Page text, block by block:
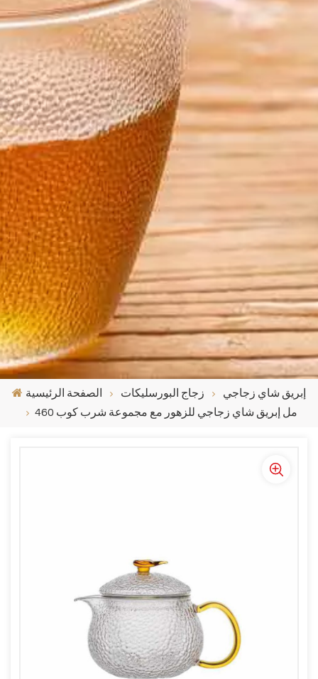
الصفحة الرئيسية زجاج البورسليكات
إبريق شاي زجاجي
460 مل إبريق شاي زجاجي للزهور مع مجموعة شرب كوب